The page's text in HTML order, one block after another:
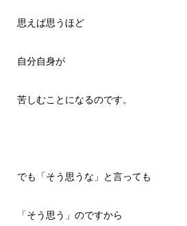
思えば思うほど
自分自身が
苦しむことになるのです。
でも「そう思うな」と言っても
「そう思う」のですから